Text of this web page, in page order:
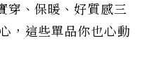
穿、保暖、好質感三
，這些單品你也心動